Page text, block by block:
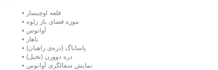
قلعه اوچیسار
موزه فضای باز زلوه
آوانوس
ناهار
پاساباگ (دره‌ی راهبان)
دره دوورن (تخیل)
نمایش سفالگری آوانوس